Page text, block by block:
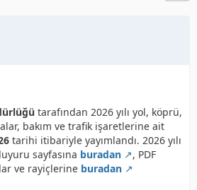
tarafından 2026 yılı yol, köprü,
bakım ve trafik işaretlerine ait
tarihi itibariyle yayımlandı. 2026 yılı
sayfasına buradan
, PDF
ve rayiçlerine buradan